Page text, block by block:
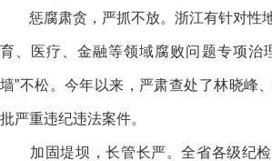
惩腐肃贪，严抓不放。浙江有针对性
育、医疗、金融等领域腐败问题专项治
墙”不松。今年以来，严肃查处了林晓峰
批严重违纪违法案件。
加固堤坝，长管长严。全省各级纪检